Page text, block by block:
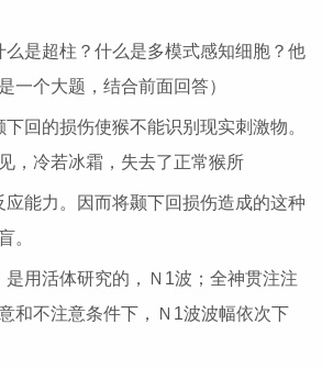
是超柱？什么是多模式感知细胞？他
一个大题，结合前面回答）
回的损伤使猴不能识别现实刺激物。
，冷若冰霜，失去了正常猴所
能力。因而将颞下回损伤造成的这种
。
用活体研究的，Ｎ1波；全神贯注注
和不注意条件下，Ｎ1波波幅依次下